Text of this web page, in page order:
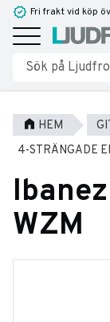
Meny
Fri frakt vid köp
HEM
4-STRÄNGADE
WZM